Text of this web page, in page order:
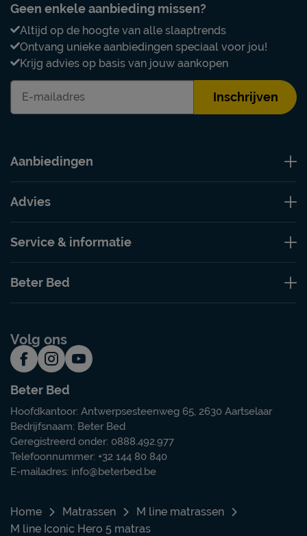
Geen enkele aanbieding missen?
Altijd op de hoogte van alle slaaptrends
Ontvang unieke aanbiedingen speciaal voor jou!
Krijg advies op basis van jouw aankopen
Inschrijven
Aanbiedingen
Advies
Service & informatie
Beter Bed
Volg ons
Beter Bed
Hoofdkantoor: Antwerpsesteenweg 65, 2630 Aartselaar
Bedrijfsnaam: Beter Bed
Geregistreerd onder: 0888.492.977
Telefoonnummer: +32 144 80 840
E-mailadres: info@beterbed.be
Home Matrassen
M line matrassen
M line Iconic Hero 5 matras